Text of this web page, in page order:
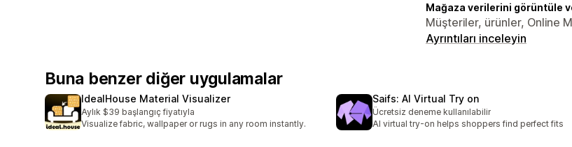
Mağaza verilerini görüntüle
Müşteriler, ürünler, Online
Ayrıntıları inceleyin
Buna benzer diğer uygulamalar
IdealHouse Material Visualizer
Aylık $39 başlangıç fiyatıyla
Visualize fabric, wallpaper or rugs in any room instantly.
Saifs: AI Virtual Try on
Ücretsiz deneme kullanılabilir
AI virtual try-on helps shoppers find perfect fits